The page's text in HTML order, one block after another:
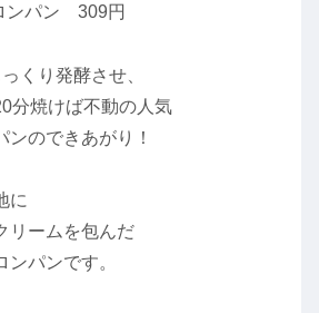
ンパン 309円
くり発酵させ、
分焼けば不動の人気
ンのできあがり！
に
リームを包んだ
パンです。